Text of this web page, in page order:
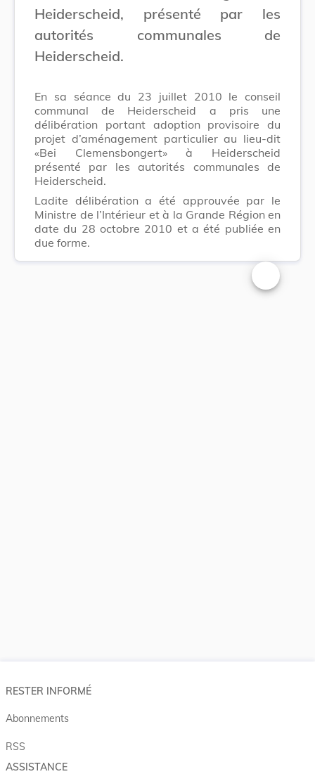
Heiderscheid, présenté par les
autorités communales de
Heiderscheid.
En sa séance du 23 juillet 2010 le conseil
communal de Heiderscheid a pris une
délibération portant adoption provisoire du
projet d’aménagement particulier au lieu-dit
«Bei Clemensbongert» à Heiderscheid
présenté par les autorités communales de
Heiderscheid.
Ladite délibération a été approuvée par le
Ministre de l’Intérieur et à la Grande Région en
date du 28 octobre 2010 et a été publiée en
due forme.
Changer la
RESTER INFORMÉ
Abonnements
RSS
ASSISTANCE